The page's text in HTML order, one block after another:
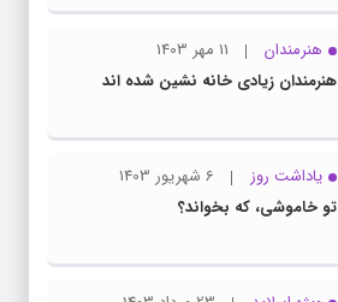
هنرمندان
11 مهر 1403
هنرمندان زیادی خانه نشین شده اند
یاداشت روز
6 شهریور 1403
تو خاموشی، که بخواند؟